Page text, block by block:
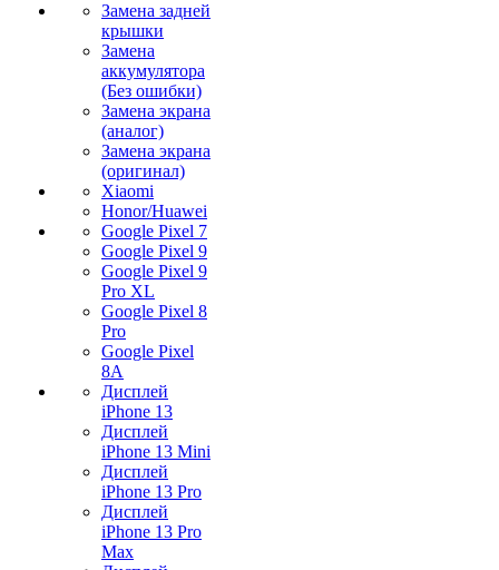
Замена задней
крышки
Замена
аккумулятора
(Без ошибки)
Замена экрана
(аналог)
Замена экрана
(оригинал)
Xiaomi
Honor/Huawei
Google Pixel 7
Google Pixel 9
Google Pixel 9
Pro XL
Google Pixel 8
Pro
Google Pixel
8A
Дисплей
iPhone 13
Дисплей
iPhone 13 Mini
Дисплей
iPhone 13 Pro
Дисплей
iPhone 13 Pro
Max